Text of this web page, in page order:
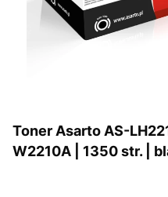
Toner Asarto AS-
W2210A | 1350 str. |